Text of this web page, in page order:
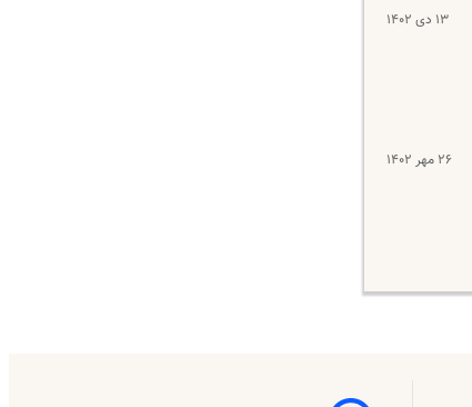
۱۳ دی ۱۴۰۲
۲۶ مهر ۱۴۰۲